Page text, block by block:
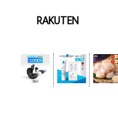
RAKUTEN